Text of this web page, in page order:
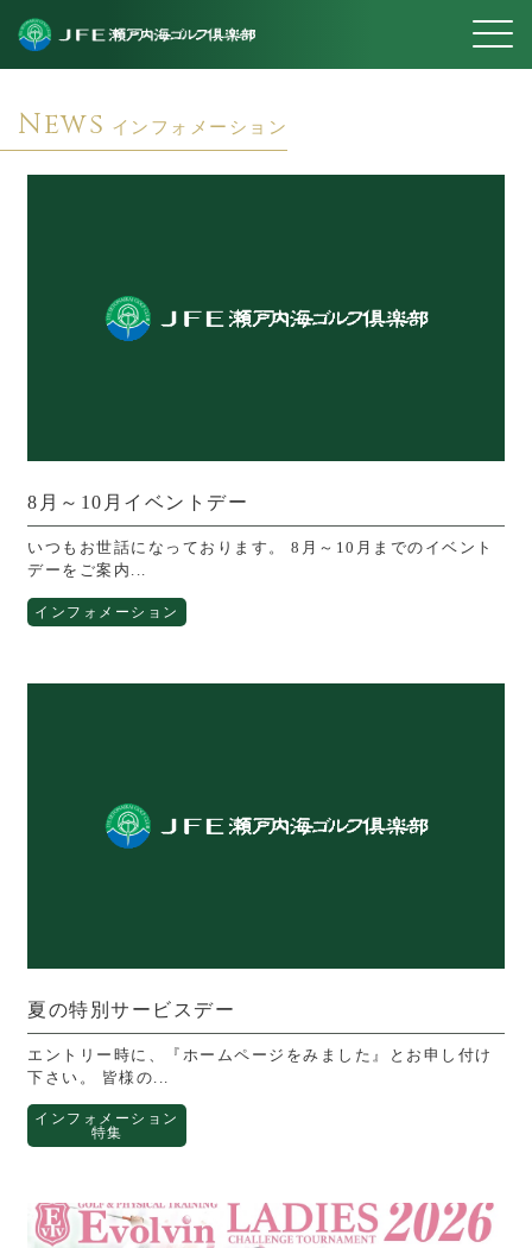
News インフォメーション
8月～10月イベントデー
いつもお世話になっております。 8月～10月までのイベント
デーをご案内...
インフォメーション
夏の特別サービスデー
エントリー時に、『ホームページをみました』とお申し付け
下さい。 皆様の...
インフォメーション
特集